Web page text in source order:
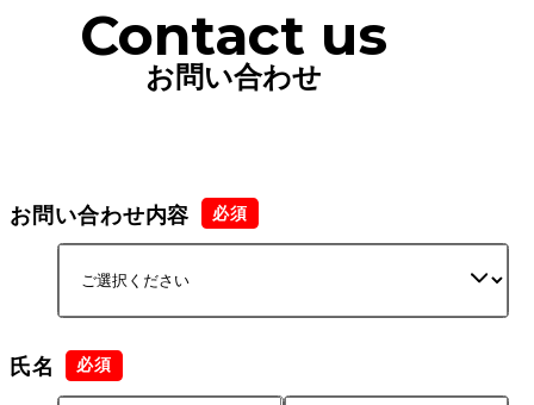
Contact us
お問い合わせ
お問い合わせ内容
氏名